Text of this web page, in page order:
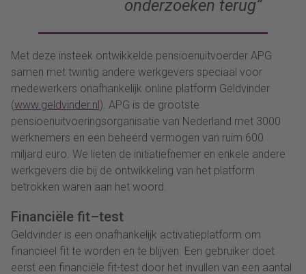
onderzoeken terug”
Met deze insteek ontwikkelde pensioenuitvoerder APG
samen met twintig andere werkgevers speciaal voor
medewerkers onafhankelijk online platform Geldvinder
(www.geldvinder.nl). APG is de grootste
pensioenuitvoeringsorganisatie van Nederland met 3000
werknemers en een beheerd vermogen van ruim 600
miljard euro We lieten de initiatiefnemer en enkele andere
werkgevers die bij de ontwikkeling van het platform
betrokken waren aan het woord.
Financiële fit–test
Geldvinder is een onafhankelijk activatieplatform om
financieel fit te worden en te blijven. Een gebruiker doet
eerst een financiële fit-test door het invullen van een aantal